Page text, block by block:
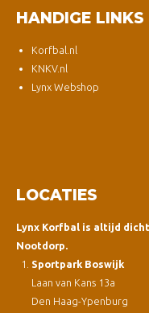
HANDIGE LINKS
Korfbal.nl
KNKV.nl
Lynx Webshop
LOCATIES
Lynx Korfbal is altijd
Nootdorp.
Sportpark Boswijk
Laan van Kans 13a
Den Haag-Ypenburg